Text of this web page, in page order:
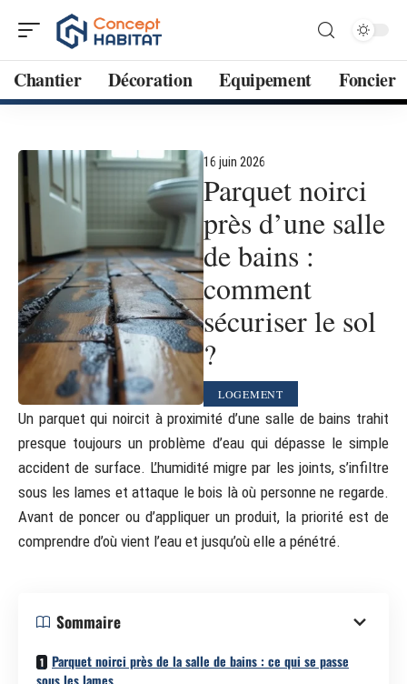
Chantier Décoration Equipement Foncier
16 juin 2026
Parquet noirci
près d’une salle
de bains :
comment
sécuriser le sol
?
LOGEMENT
Un parquet qui noircit à proximité d’une salle de bains trahit
presque toujours un problème d’eau qui dépasse le simple
accident de surface. L’humidité migre par les joints, s’infiltre
sous les lames et attaque le bois là où personne ne regarde.
Avant de poncer ou d’appliquer un produit, la priorité est de
comprendre d’où vient l’eau et jusqu’où elle a pénétré.
Sommaire
Parquet noirci près de la salle de bains : ce qui se passe
sous les lames